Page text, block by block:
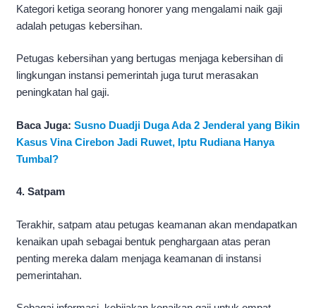
Kategori ketiga seorang honorer yang mengalami naik gaji
adalah petugas kebersihan.
Petugas kebersihan yang bertugas menjaga kebersihan di
lingkungan instansi pemerintah juga turut merasakan
peningkatan hal gaji.
Baca Juga: Susno Duadji Duga Ada 2 Jenderal yang Bikin
Kasus Vina Cirebon Jadi Ruwet, Iptu Rudiana Hanya
Tumbal?
4. Satpam
Terakhir, satpam atau petugas keamanan akan mendapatkan
kenaikan upah sebagai bentuk penghargaan atas peran
penting mereka dalam menjaga keamanan di instansi
pemerintahan.